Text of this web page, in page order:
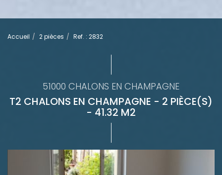
Accueil 2 pièces Ref. : 2832
51000 CHALONS EN CHAMPAGNE
T2 CHALONS EN CHAMPAGNE - 2 PIÈCE(S)
- 41.32 M2